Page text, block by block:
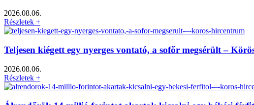
2026.08.06.
Részletek +
Teljesen kiégett egy nyerges vontató, a sofőr megsérült –
2026.08.06.
Részletek +